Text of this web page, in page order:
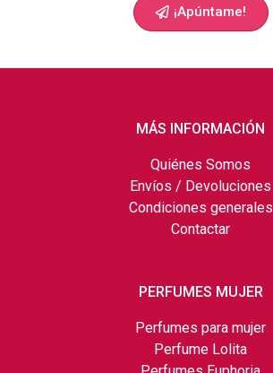
¡Apúntame!
MÁS INFORMACIÓN
Quiénes Somos
Envíos / Devoluciones
Condiciones generales
Contactar
PERFUMES MUJER
Perfumes para mujer
Perfume Lolita